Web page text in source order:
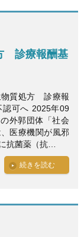
診療報酬基
物質処方 診療報
認可へ 2025年09
外郭団体「社会
医療機関が風邪
抗菌薬（抗…
続きを読む